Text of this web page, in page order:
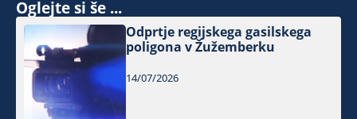
Oglejte si še ...
Odprtje regijskega gasilskega
poligona v Žužemberku
14/07/2026